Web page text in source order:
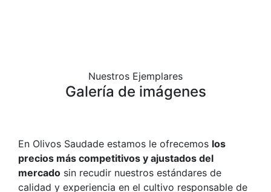
Nuestros Ejemplares
Galería de imágenes
En Olivos Saudade estamos le ofrecemos los
precios más competitivos y ajustados del
mercado sin recudir nuestros estándares de
calidad y experiencia en el cultivo responsable de